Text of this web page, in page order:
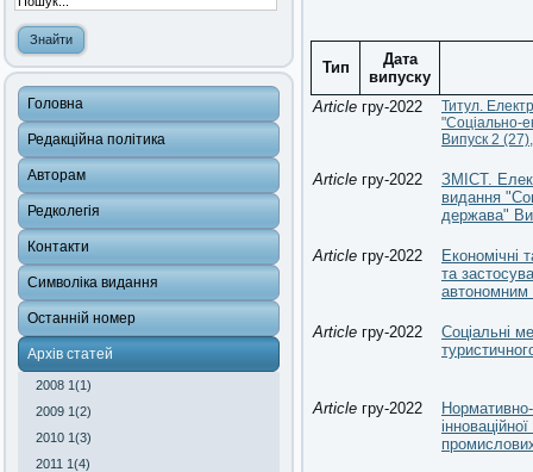
Головна
Редакційна політика
Авторам
Редколегія
Контакти
Символіка видання
Останній номер
Архів статей
2008 1(1)
2009 1(2)
2010 1(3)
2011 1(4)
Тип
Дата
випуску
Article гру-2022
Титул.
"Соціально-
Випуск 2
Article гру-2022
ЗМІСТ.
видання
держава"
Article гру-2022
Економічні
та
автономним
Article гру-2022
Соціальні
Article гру-2022